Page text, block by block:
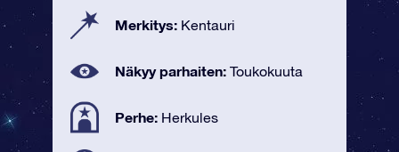
Merkitys: Kentauri
Näkyy parhaiten: Toukokuuta
Perhe: Herkules